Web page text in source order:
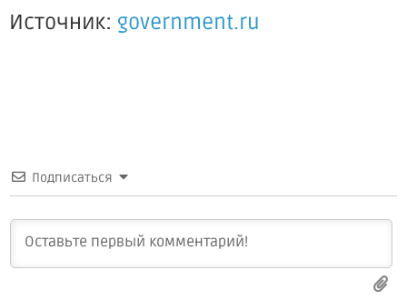
Источник: government.ru
Подписаться